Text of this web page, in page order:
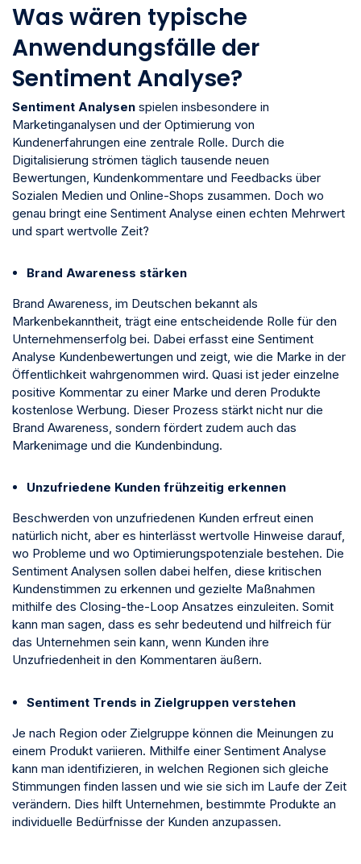
Was wären typische
Anwendungsfälle der
Sentiment Analyse?
Sentiment Analysen spielen insbesondere in
Marketinganalysen und der Optimierung von
Kundenerfahrungen eine zentrale Rolle. Durch die
Digitalisierung strömen täglich tausende neuen
Bewertungen, Kundenkommentare und Feedbacks über
Sozialen Medien und Online-Shops zusammen. Doch wo
genau bringt eine Sentiment Analyse einen echten Mehrwert
und spart wertvolle Zeit?
Brand Awareness stärken
Brand Awareness, im Deutschen bekannt als
Markenbekanntheit, trägt eine entscheidende Rolle für den
Unternehmenserfolg bei. Dabei erfasst eine Sentiment
Analyse Kundenbewertungen und zeigt, wie die Marke in der
Öffentlichkeit wahrgenommen wird. Quasi ist jeder einzelne
positive Kommentar zu einer Marke und deren Produkte
kostenlose Werbung. Dieser Prozess stärkt nicht nur die
Brand Awareness, sondern fördert zudem auch das
Markenimage und die Kundenbindung.
Unzufriedene Kunden frühzeitig erkennen
Beschwerden von unzufriedenen Kunden erfreut einen
natürlich nicht, aber es hinterlässt wertvolle Hinweise darauf,
wo Probleme und wo Optimierungspotenziale bestehen. Die
Sentiment Analysen sollen dabei helfen, diese kritischen
Kundenstimmen zu erkennen und gezielte Maßnahmen
mithilfe des Closing-the-Loop Ansatzes einzuleiten. Somit
kann man sagen, dass es sehr bedeutend und hilfreich für
das Unternehmen sein kann, wenn Kunden ihre
Unzufriedenheit in den Kommentaren äußern.
Sentiment Trends in Zielgruppen verstehen
Je nach Region oder Zielgruppe können die Meinungen zu
einem Produkt variieren. Mithilfe einer Sentiment Analyse
kann man identifizieren, in welchen Regionen sich gleiche
Stimmungen finden lassen und wie sie sich im Laufe der Zeit
verändern. Dies hilft Unternehmen, bestimmte Produkte an
individuelle Bedürfnisse der Kunden anzupassen.